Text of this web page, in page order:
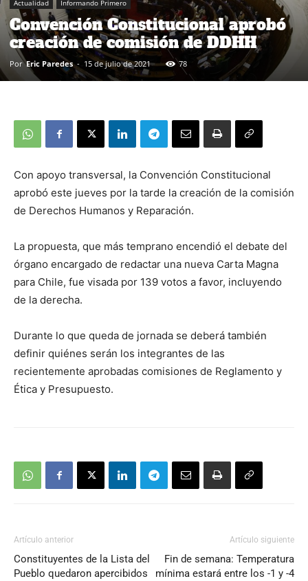
Actualidad Informando Primero
Convención Constitucional aprobó
creación de comisión de DDHH
Por Eric Paredes - 15 de julio de 2021 78
Con apoyo transversal, la Convención Constitucional
aprobó este jueves por la tarde la creación de la comisión
de Derechos Humanos y Reparación.
La propuesta, que más temprano encendió el debate del
órgano encargado de redactar una nueva Carta Magna
para Chile, fue visada por 139 votos a favor, incluyendo
de la derecha.
Durante lo que queda de jornada se deberá también
definir quiénes serán los integrantes de las
recientemente aprobadas comisiones de Reglamento y
Ética y Presupuesto.
Artículo anterior
Constituyentes de la Lista del
Pueblo quedaron apercibidos
Artículo siguiente
Fin de semana: Temperatura
mínima estará entre los -1 y -4